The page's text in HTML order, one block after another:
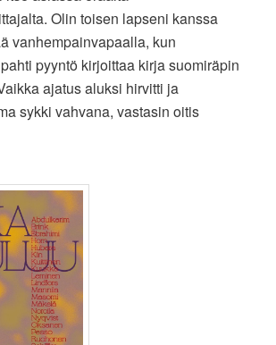
Olin toisen lapseni kanssa
vanhempainvapaalla, kun
pyyntö kirjoittaa kirja suomiräpin
ajatus aluksi hirvitti ja
sykki vahvana, vastasin oitis